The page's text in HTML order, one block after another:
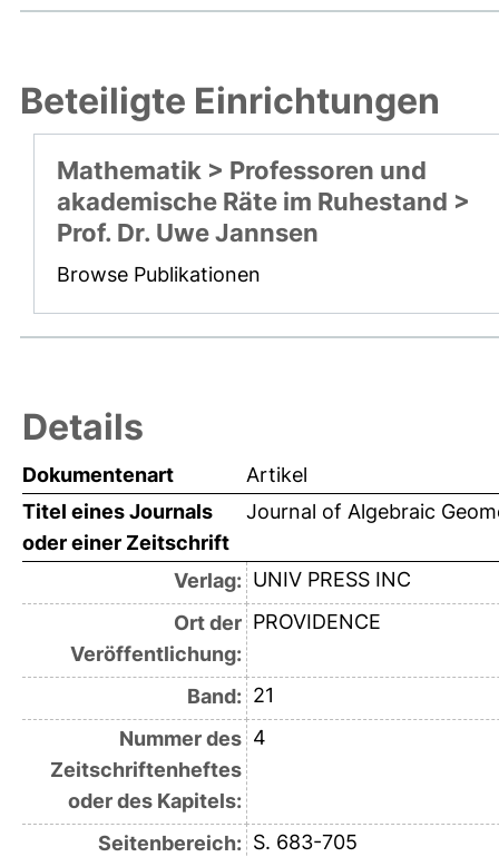
Beteiligte Einrichtungen
Mathematik > Professoren und
akademische Räte im Ruhestand >
Prof. Dr. Uwe Jannsen
Browse Publikationen
Details
Dokumentenart
Artikel
Titel eines Journals
oder einer Zeitschrift
Journal of Algebraic
Verlag: UNIV PRESS INC
Ort der
Veröffentlichung:
PROVIDENCE
Band: 21
Nummer des
Zeitschriftenheftes
oder des Kapitels:
4
Seitenbereich: S. 683-705